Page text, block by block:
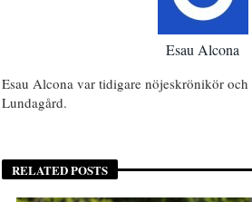
Esau Alcona
Esau Alcona var tidigare nöjeskrönikör
Lundagård.
RELATED POSTS